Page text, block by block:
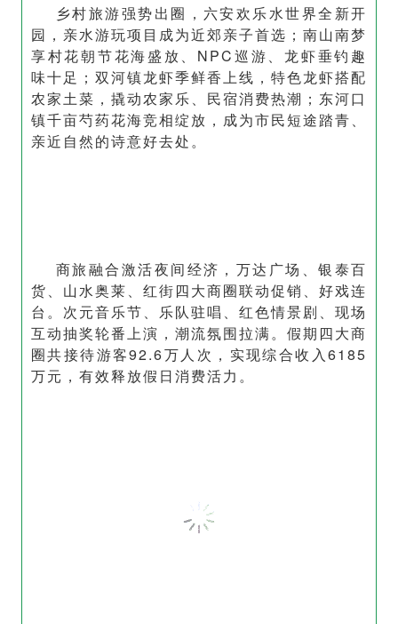
乡村旅游强势出圈，六安欢乐水世界全新开
园，亲水游玩项目成为近郊亲子首选；南山南梦
享村花朝节花海盛放、NPC巡游、龙虾垂钓趣
味十足；双河镇龙虾季鲜香上线，特色龙虾搭配
农家土菜，撬动农家乐、民宿消费热潮；东河口
镇千亩芍药花海竞相绽放，成为市民短途踏青、
亲近自然的诗意好去处。
商旅融合激活夜间经济，万达广场、银泰百
货、山水奥莱、红街四大商圈联动促销、好戏连
台。次元音乐节、乐队驻唱、红色情景剧、现场
互动抽奖轮番上演，潮流氛围拉满。假期四大商
圈共接待游客92.6万人次，实现综合收入6185
万元，有效释放假日消费活力。